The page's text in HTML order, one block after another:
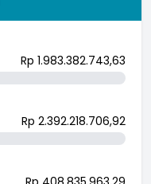
Rp 1.983.382.743,63
Rp 2.392.218.706,92